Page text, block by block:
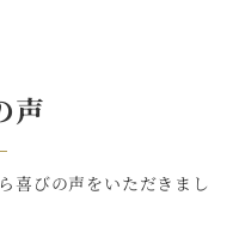
声
喜びの声をいただきまし